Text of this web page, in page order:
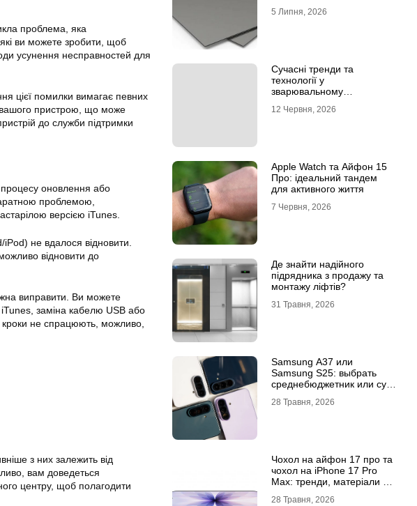
проблема, яка
ви можете зробити, щоб
усунення несправностей для
цієї помилки вимагає певних
вашого пристрою, що може
до служби підтримки
оновлення або
проблемою,
версією iTunes.
не вдалося відновити.
відновити до
виправити. Ви можете
iTunes, заміна кабелю USB або
кроки не спрацюють, можливо,
з них залежить від
вам доведеться
центру, щоб полагодити
5 Липня, 2026
Сучасні тренди та
технології у
зварювальному
магазин Аргон
12 Червня, 2026
Apple Watch та Айфон 15
Про: ідеальний тандем
для активного життя
7 Червня, 2026
Де знайти надійного
підрядника з продажу та
монтажу ліфтів?
31 Травня, 2026
Samsung A37 или
Samsung S25: выбрать
среднебюджетник или суб-
28 Травня, 2026
Чохол на айфон 17 про та
чохол на iPhone 17 Pro
Max: тренди, матеріали та
28 Травня, 2026